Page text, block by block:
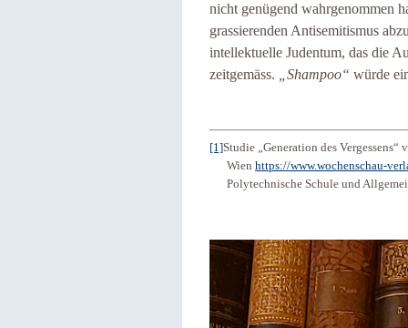
nicht genügend wahrgenommen
grassierenden Antisemitismus
intellektuelle Judentum, das die
zeitgemäss.
„Shampoo“ würde
[1]Studie „Generation des
Wien https://www.wochenschau-
Polytechnische Schule und